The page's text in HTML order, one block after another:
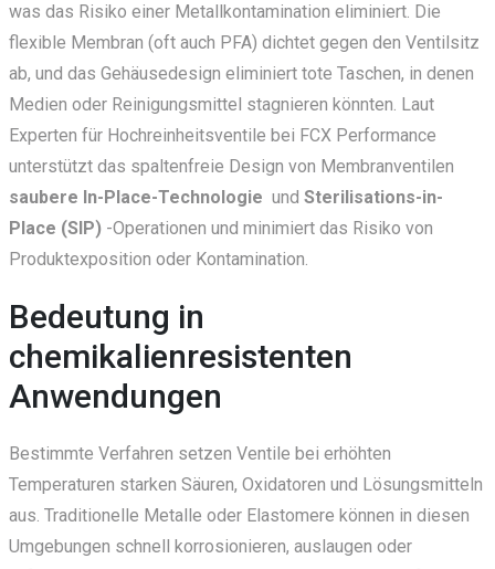
was das Risiko einer Metallkontamination eliminiert. Die
flexible Membran (oft auch PFA) dichtet gegen den Ventilsitz
ab, und das Gehäusedesign eliminiert tote Taschen, in denen
Medien oder Reinigungsmittel stagnieren könnten. Laut
Experten für Hochreinheitsventile bei FCX Performance
unterstützt das spaltenfreie Design von Membranventilen
saubere In-Place-Technologie und Sterilisations-in-
Place (SIP)-Operationen und minimiert das Risiko von
Produktexposition oder Kontamination.
Bedeutung in
chemikalienresistenten
Anwendungen
Bestimmte Verfahren setzen Ventile bei erhöhten
Temperaturen starken Säuren, Oxidatoren und Lösungsmitteln
aus. Traditionelle Metalle oder Elastomere können in diesen
Umgebungen schnell korrosionieren, auslaugen oder